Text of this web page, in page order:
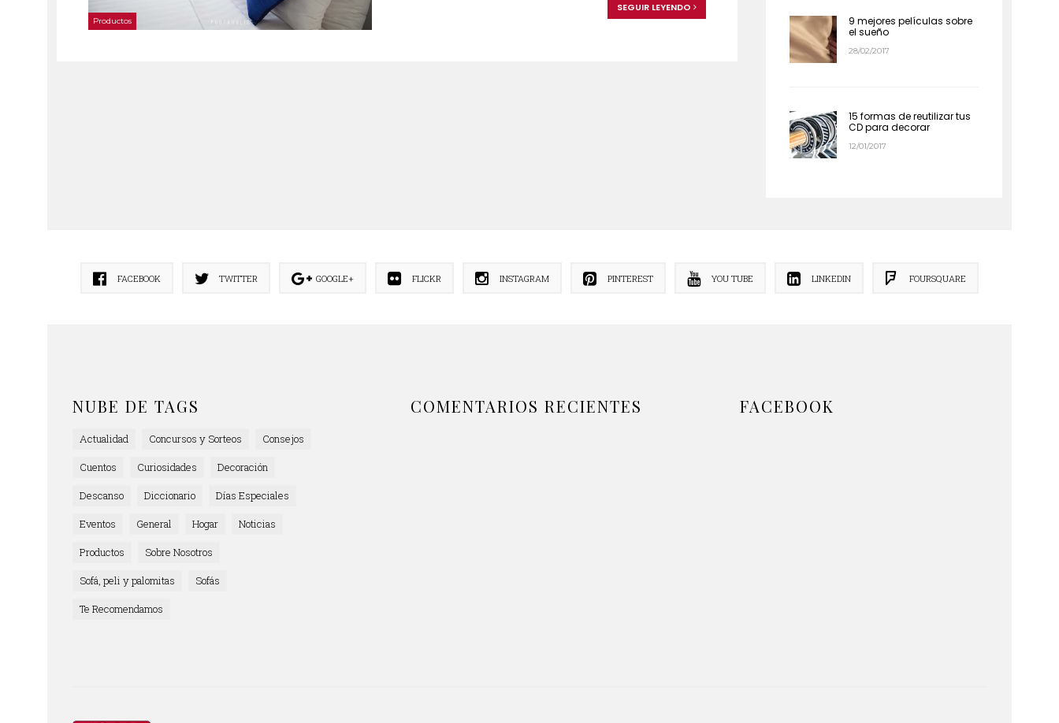
Productos
SEGUIR LEYENDO
9 mejores películas sobre
el sueño
28/02/2017
15 formas de reutilizar tus
CD para decorar
12/01/2017
FACEBOOK TWITTER GOOGLE+ FLICKR INSTAGRAM PINTEREST YOU TUBE LINKEDIN FOURSQUARE
NUBE DE TAGS
Actualidad Concursos y Sorteos
Consejos
Cuentos
Curiosidades
Decoración
Descanso
Diccionario
Días Especiales
Eventos
General Hogar
Noticias
Productos
Sobre Nosotros
Sofá, peli y palomitas
Sofás
Te Recomendamos
COMENTARIOS RECIENTES FACEBOOK